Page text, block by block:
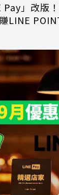
」改版
LINE